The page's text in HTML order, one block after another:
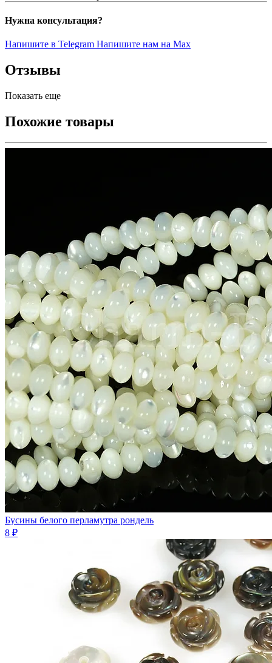
Нужна консультация?
Напишите в Telegram Напишите нам на Max
Отзывы
Показать еще
Похожие товары
Бусины белого перламутра рондель
8 ₽